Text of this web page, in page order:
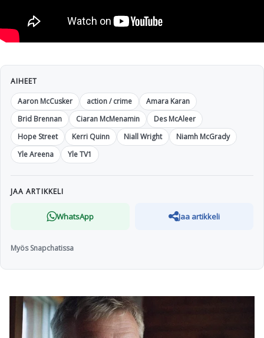
AIHEET
Aaron McCusker
action / crime
Amara Karan
Brid Brennan
Ciaran McMenamin
Des McAleer
Hope Street
Kerri Quinn Niall Wright
Niamh McGrady
Yle Areena
Yle TV1
JAA ARTIKKELI
WhatsApp Jaa artikkeli
Myös Snapchatissa